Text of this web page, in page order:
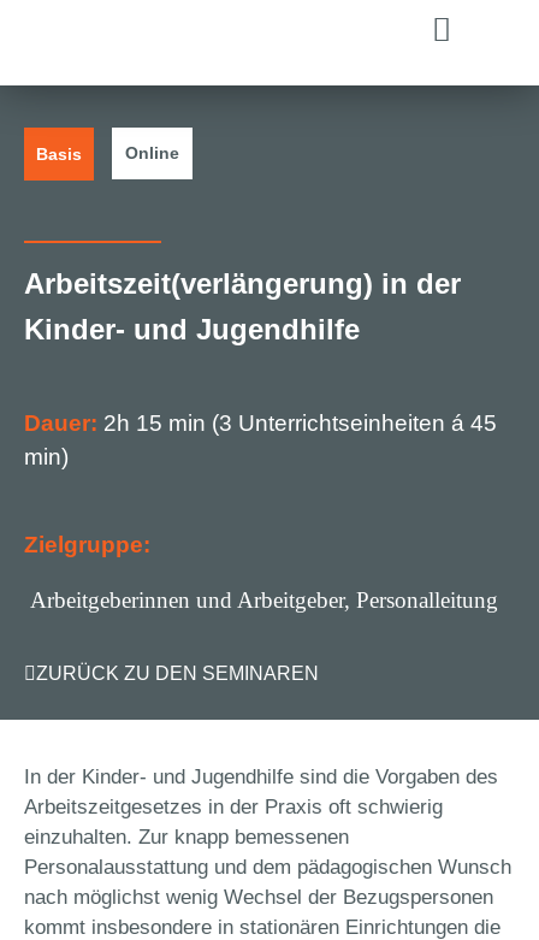
Basis Online
Arbeitszeit(verlängerung) in der
Kinder- und Jugendhilfe
Dauer: 2h 15 min (3 Unterrichtseinheiten á 45
min)
Zielgruppe:
Arbeitgeberinnen und Arbeitgeber, Personalleitung
ZURÜCK ZU DEN SEMINAREN
In der Kinder- und Jugendhilfe sind die Vorgaben des
Arbeitszeitgesetzes in der Praxis oft schwierig
einzuhalten. Zur knapp bemessenen
Personalausstattung und dem pädagogischen Wunsch
nach möglichst wenig Wechsel der Bezugspersonen
kommt insbesondere in stationären Einrichtungen die